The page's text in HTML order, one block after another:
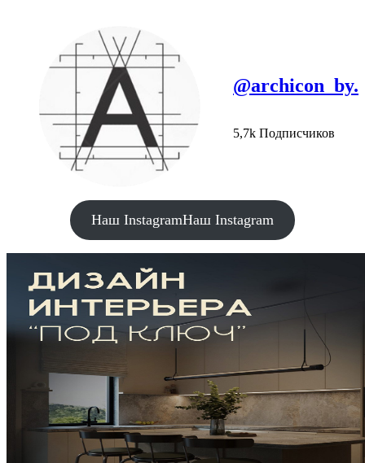
@archicon_by.
5,7k Подписчиков
Наш InstagramНаш Instagram